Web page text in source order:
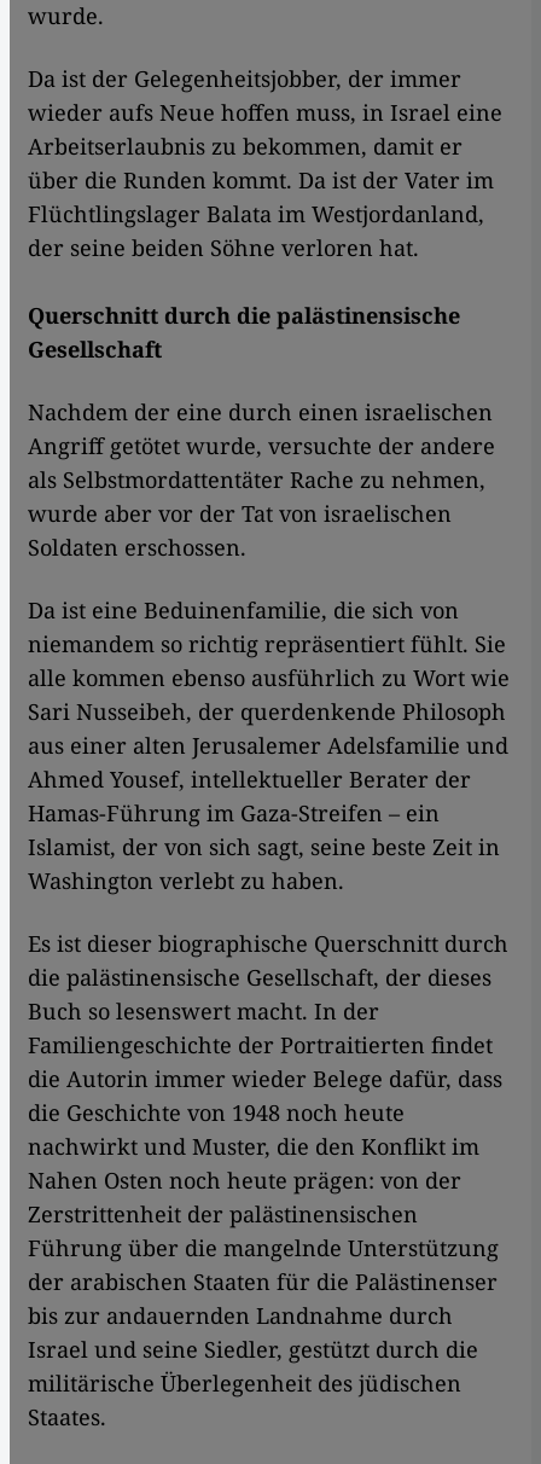
wurde.
Da ist der Gelegenheitsjobber, der immer
wieder aufs Neue hoffen muss, in Israel eine
Arbeitserlaubnis zu bekommen, damit er
über die Runden kommt. Da ist der Vater im
Flüchtlingslager Balata im Westjordanland,
der seine beiden Söhne verloren hat.
Querschnitt durch die palästinensische
Gesellschaft
Nachdem der eine durch einen israelischen
Angriff getötet wurde, versuchte der andere
als Selbstmordattentäter Rache zu nehmen,
wurde aber vor der Tat von israelischen
Soldaten erschossen.
Da ist eine Beduinenfamilie, die sich von
niemandem so richtig repräsentiert fühlt. Sie
alle kommen ebenso ausführlich zu Wort wie
Sari Nusseibeh, der querdenkende Philosoph
aus einer alten Jerusalemer Adelsfamilie und
Ahmed Yousef, intellektueller Berater der
Hamas-Führung im Gaza-Streifen – ein
Islamist, der von sich sagt, seine beste Zeit in
Washington verlebt zu haben.
Es ist dieser biographische Querschnitt durch
die palästinensische Gesellschaft, der dieses
Buch so lesenswert macht. In der
Familiengeschichte der Portraitierten findet
die Autorin immer wieder Belege dafür, dass
die Geschichte von 1948 noch heute
nachwirkt und Muster, die den Konflikt im
Nahen Osten noch heute prägen: von der
Zerstrittenheit der palästinensischen
Führung über die mangelnde Unterstützung
der arabischen Staaten für die Palästinenser
bis zur andauernden Landnahme durch
Israel und seine Siedler, gestützt durch die
militärische Überlegenheit des jüdischen
Staates.